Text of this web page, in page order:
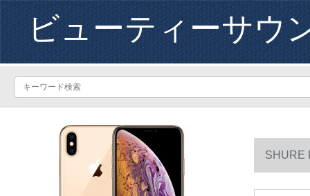
ビューティーサウ
SHURE
イク。